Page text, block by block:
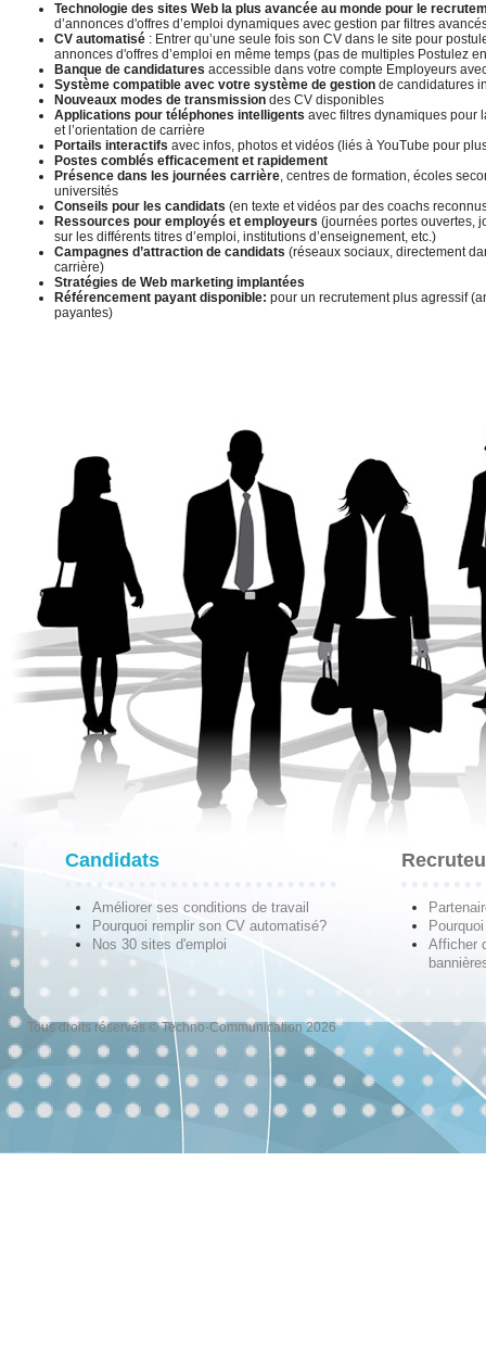
Technologie des sites Web la plus avancée au monde pour le
d’annonces d'offres d’emploi dynamiques avec gestion par filtres
CV automatisé : Entrer qu’une seule fois son CV dans le site pour
annonces d'offres d’emploi en même temps (pas de multiples Postulez
Banque de candidatures accessible dans votre compte Employeurs
Système compatible avec votre système de gestion de candidatures
Nouveaux modes de transmission des CV disponibles
Applications pour téléphones intelligents avec filtres dynamiques pour
et l’orientation de carrière
Portails interactifs avec infos, photos et vidéos (liés à YouTube pour
Postes comblés efficacement et rapidement
Présence dans les journées carrière, centres de formation, écoles
universités
Conseils pour les candidats (en texte et vidéos par des coachs
Ressources pour employés et employeurs (journées portes ouvertes,
sur les différents titres d’emploi, institutions d’enseignement, etc.)
Campagnes d’attraction de candidats (réseaux sociaux, directement
carrière)
Stratégies de Web marketing implantées
Référencement payant disponible: pour un recrutement plus agressif
payantes)
Candidats
Améliorer ses conditions de travail
Pourquoi remplir son CV automatisé?
Nos 30 sites d'emploi
Afficher
Tous droits réservés © Techno-Communication 2026